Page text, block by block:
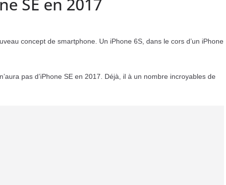
SE en 2017
concept de smartphone. Un iPhone 6S, dans le cors d’un iPhone
pas d’iPhone SE en 2017. Déjà, il à un nombre incroyables de